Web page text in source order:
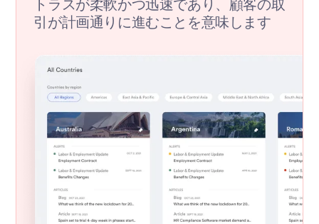
トラスが柔軟かつ迅速であり、顧客の取
引が計画通りに進むことを意味します